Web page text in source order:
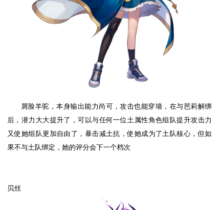
屑脸羊驼，本身输出能力尚可，攻击也能穿墙，在与芭莉解绑
后，潜力大大提升了，可以与任何一位土属性角色组队提升攻击力
又使她组队更加自由了，暴击减土抗，使她成为了土队核心，但如
果不与土队绑定，她的评分会下一个档次
贝丝